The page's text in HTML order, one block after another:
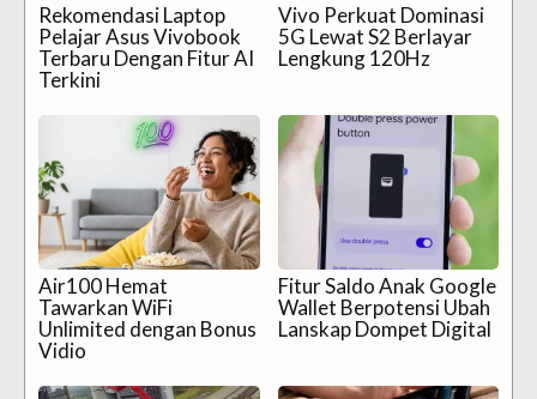
Rekomendasi Laptop
Pelajar Asus Vivobook
Terbaru Dengan Fitur AI
Terkini
Vivo Perkuat Dominasi
5G Lewat S2 Berlayar
Lengkung 120Hz
Air100 Hemat
Tawarkan WiFi
Unlimited dengan Bonus
Vidio
Fitur Saldo Anak Google
Wallet Berpotensi Ubah
Lanskap Dompet Digital